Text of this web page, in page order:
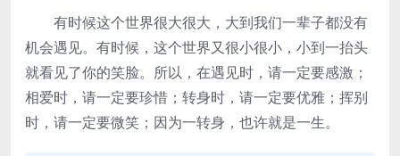
有时候这个世界很大很大，大到我们一辈子都没有
机会遇见。有时候，这个世界又很小很小，小到一抬头
就看见了你的笑脸。所以，在遇见时，请一定要感激；
相爱时，请一定要珍惜；转身时，请一定要优雅；挥别
时，请一定要微笑；因为一转身，也许就是一生。